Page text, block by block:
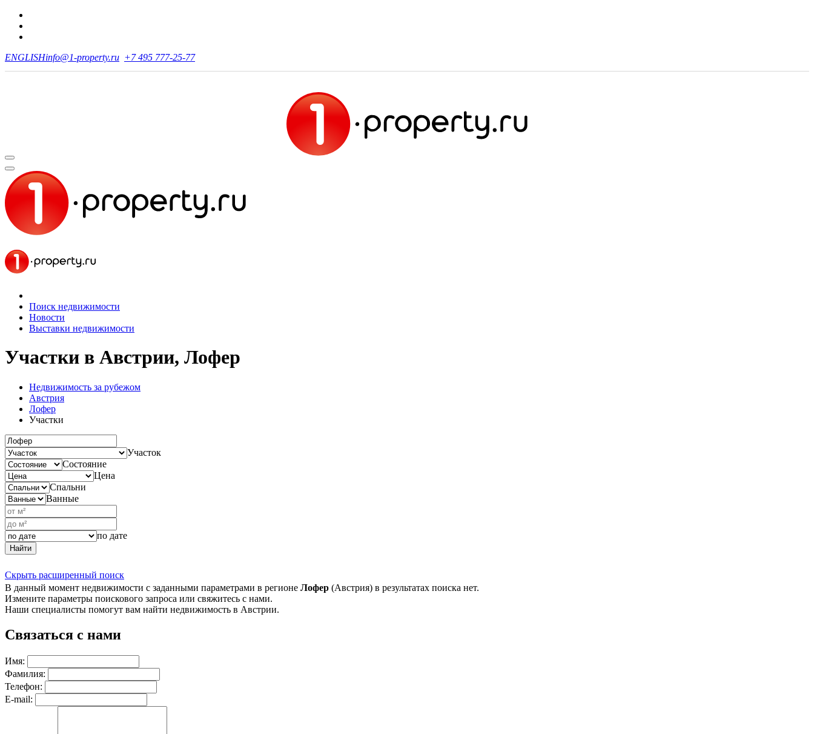
ENGLISHinfo@1-property.ru +7 495 777-25-77
Поиск недвижимости
Новости
Выставки недвижимости
Участки в Австрии, Лофер
Недвижимость за рубежом
Австрия
Лофер
Участки
Участок
Состояние
Цена
Спальни
Ванные
по дате
Найти
Скрыть расширенный поиск
В данный момент недвижимости с заданными параметрами в регионе Лофер (Австрия) в результатах поиска нет.
Измените параметры поискового запроса или свяжитесь с нами.
Наши специалисты помогут вам найти недвижимость в Австрии.
Связаться с нами
Имя:
Фамилия:
Телефон:
E-mail: